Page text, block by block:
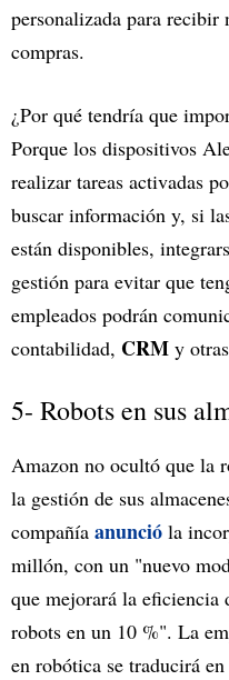
personalizada para
compras.
¿Por qué tendría que
Porque los dispositivos
realizar tareas activadas
buscar información y, si
están disponibles,
gestión para evitar que
empleados podrán
contabilidad, CRM y
5- Robots en sus
Amazon no ocultó que la
la gestión de sus
compañía anunció la
millón, con un "nuevo
que mejorará la eficiencia
robots en un 10 %". La
en robótica se traducirá